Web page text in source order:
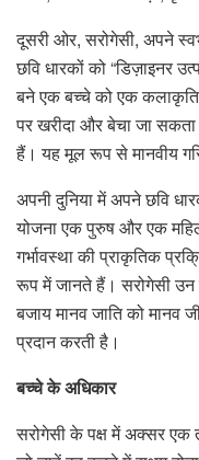
दूसरी ओर, सरोगेसी, अपने
छवि धारकों को “डिज़ाइनर
बने एक बच्चे को एक कलाकृति
पर खरीदा और बेचा जा
हैं। यह मूल रूप से मानवीय
अपनी दुनिया में अपने छवि
योजना एक पुरुष और एक
गर्भावस्था की प्राकृतिक
रूप में जानते हैं। सरोगेसी
बजाय मानव जाति को मानव
प्रदान करती है।
बच्चे के अधिकार
सरोगेसी के पक्ष में अक्सर एक